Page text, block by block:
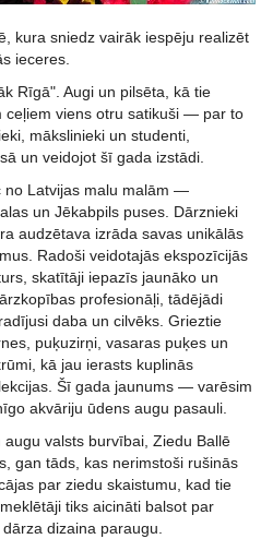
kura sniedz vairāk iespēju realizēt
ieceres.
Rīgā". Augi un pilsēta, kā tie
ceļiem viens otru satikuši — par to
mākslinieki un studenti,
un veidojot šī gada izstādi.
no Latvijas malu malām —
un Jēkabpils puses. Dārznieki
audzētava izrāda savas unikālās
Radoši veidotajās ekspozīcijās
skatītāji iepazīs jaunāko un
profesionāļi, tādējādi
daba un cilvēks. Grieztie
puķuzirņi, vasaras puķes un
kā jau ierasts kuplinās
Šī gada jaunums — varēsim
akvāriju ūdens augu pasauli.
valsts burvībai, Ziedu Ballē
gan tāds, kas nerimstoši rušinās
par ziedu skaistumu, kad tie
tiks aicināti balsot par
dizaina paraugu.